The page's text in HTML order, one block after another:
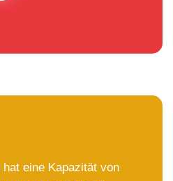
eine Kapazität von